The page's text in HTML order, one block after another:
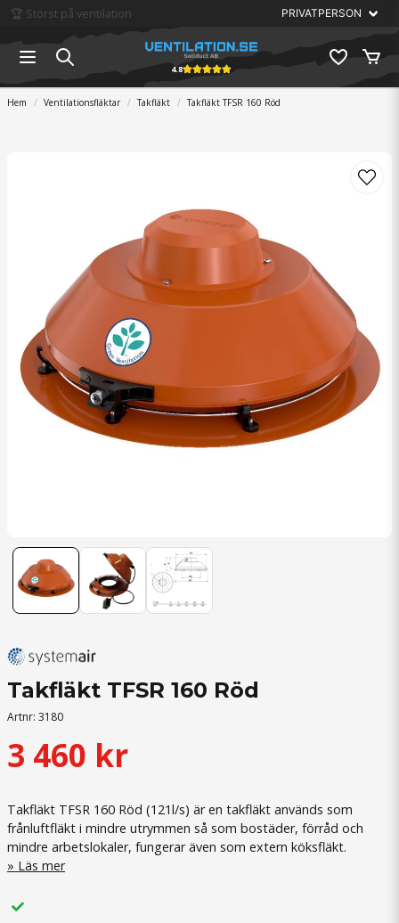
🏆 Störst på ventilation
4.8
Hem Ventilationsfläktar Takfläkt Takfläkt TFSR 160 Röd
Takfläkt TFSR 160 Röd
Artnr: 3180
3 460 kr
Takfläkt TFSR 160 Röd (121l/s) är en takfläkt används som
frånluftfläkt i mindre utrymmen så som bostäder, förråd och
mindre arbetslokaler, fungerar även som extern köksfläkt.
Läs mer